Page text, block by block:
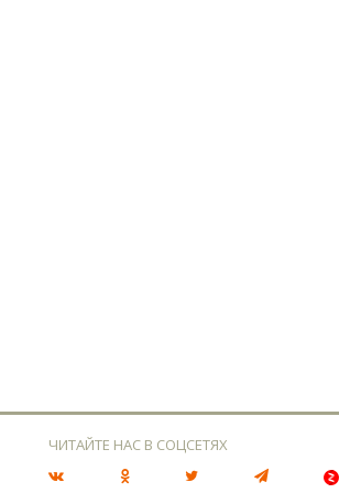
ЧИТАЙТЕ НАС В СОЦСЕТЯХ